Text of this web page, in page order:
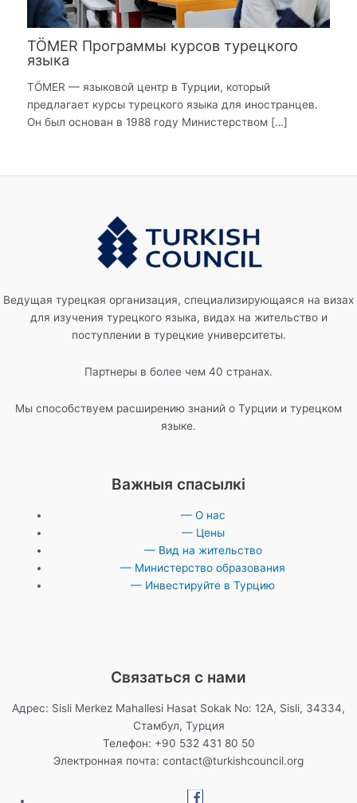
TÖMER Программы курсов турецкого
языка
TÖMER — языковой центр в Турции, который
предлагает курсы турецкого языка для иностранцев.
Он был основан в 1988 году Министерством […]
Ведущая турецкая организация, специализирующаяся на визах
для изучения турецкого языка, видах на жительство и
поступлении в турецкие университеты.
Партнеры в более чем 40 странах.
Мы способствуем расширению знаний о Турции и турецком
языке.
Важныя спасылкі
— О нас
— Цены
— Вид на жительство
— Министерство образования
— Инвестируйте в Турцию
Связаться с нами
Адрес: Sisli Merkez Mahallesi Hasat Sokak No: 12A, Sisli, 34334,
Стамбул, Турция
Телефон: +90 532 431 80 50
Электронная почта: contact@turkishcouncil.org